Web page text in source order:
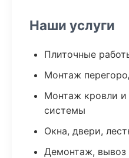
Наши услуги
Плиточные
Монтаж
Монтаж кровли и
системы
Окна, двери,
Демонтаж, вывоз